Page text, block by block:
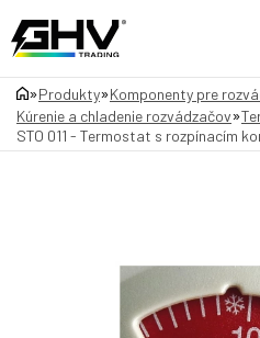
»Produkty»Komponenty pre
Kúrenie a chladenie rozvádzačov»
STO 011 - Termostat s rozpínacím